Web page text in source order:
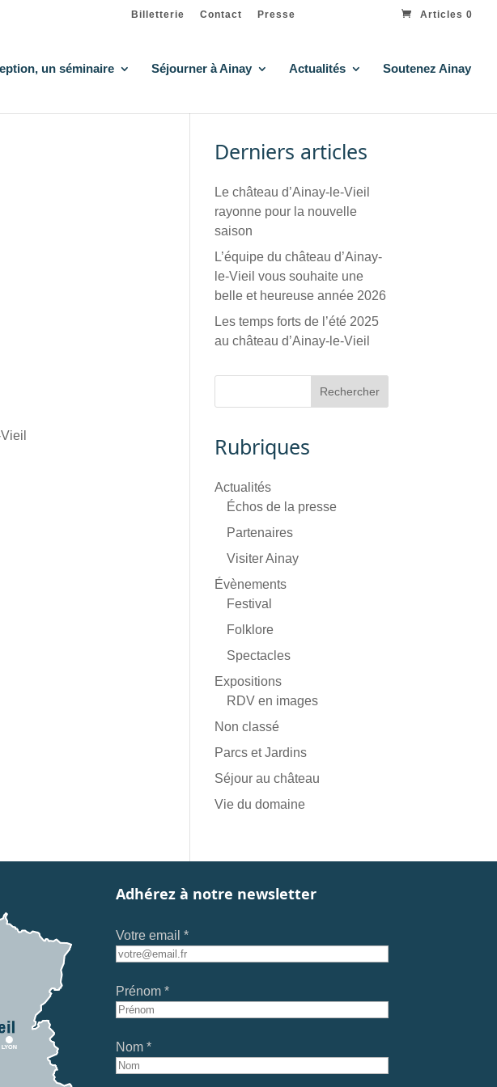
Billetterie Contact Presse Articles 0
un séminaire Séjourner à Ainay Actualités Soutenez Ainay
Derniers articles
Le château d’Ainay-le-Vieil
rayonne pour la nouvelle
saison
L’équipe du château d’Ainay-
le-Vieil vous souhaite une
belle et heureuse année 2026
Les temps forts de l’été 2025
au château d’Ainay-le-Vieil
Rubriques
Actualités
Échos de la presse
Partenaires
Visiter Ainay
Évènements
Festival
Folklore
Spectacles
Expositions
RDV en images
Non classé
Parcs et Jardins
Séjour au château
Vie du domaine
Adhérez à notre newsletter
Votre email *
Prénom *
Nom *